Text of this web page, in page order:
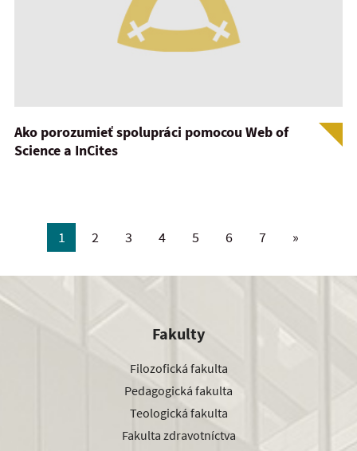
Ako porozumieť spolupráci pomocou Web of
Science a InCites
»
1 2 3 4 5 6 7
Fakulty
Filozofická fakulta
Pedagogická fakulta
Teologická fakulta
Fakulta zdravotníctva